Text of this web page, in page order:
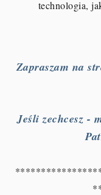
technologia,
Zapraszam na
Jeśli zechcesz -